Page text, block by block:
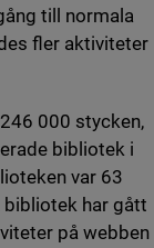
till normala
fler aktiviteter
000 stycken,
bibliotek i
var 63
bibliotek har gått
på webben